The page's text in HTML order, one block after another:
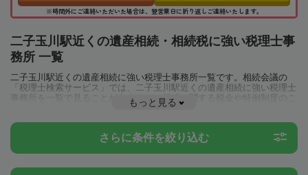
※時間外にご連絡いただいた場合は、翌営業日に折り返しご連絡いたします。
二子玉川駅近くの遺産相続・相続税に強い税理士事
務所 一覧
二子玉川駅近くの遺産相続に強い税理士事務所一覧です。相続会議の
「税理士検索サービス」では、二子玉川駅近くの遺産相続に強い税理士
事務所を一覧で見ることが出来ます。相続に関する税金や特例制度のこ
とは一度近隣の税理士に相談してみましょう。
もっと見る
さらに条件を絞り込む